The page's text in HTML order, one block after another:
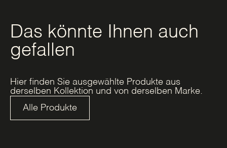
Das könnte Ihnen auch
gefallen
Hier finden Sie ausgewählte Produkte aus
derselben Kollektion und von derselben Marke.
Alle Produkte